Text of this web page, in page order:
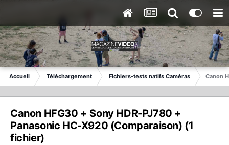
Accueil Téléchargement Fichiers-tests natifs Caméras Canon
Canon HFG30 + Sony HDR-PJ780 +
Panasonic HC-X920 (Comparaison) (1
fichier)